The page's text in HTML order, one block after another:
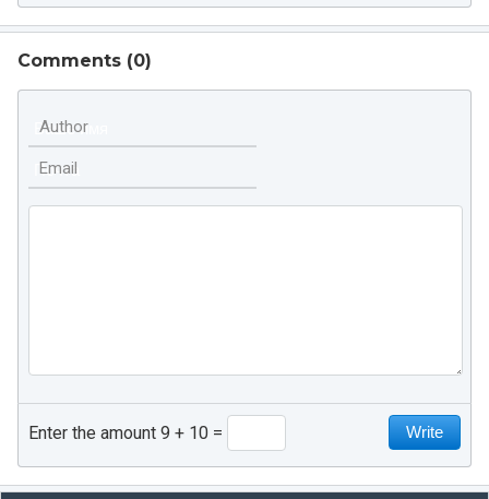
Comments (0)
Author
Email
Enter the amount 9 + 10